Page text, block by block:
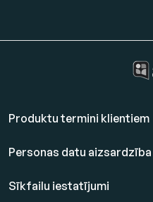
Produktu termini klientiem
Personas datu aizsardzība
Sīkfailu iestatījumi